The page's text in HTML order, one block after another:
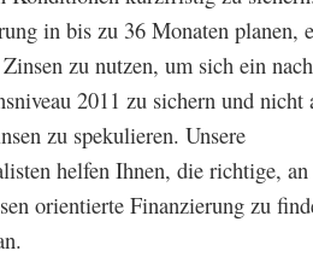
in bis zu 36 Monaten planen,
zu nutzen, um sich ein
2011 zu sichern und nicht
zu spekulieren. Unsere
helfen Ihnen, die richtige,
orientierte Finanzierung zu